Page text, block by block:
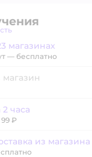
адреса доставки.
магазинах
— бесплатно
часа
99 ₽
магазина
из магазина